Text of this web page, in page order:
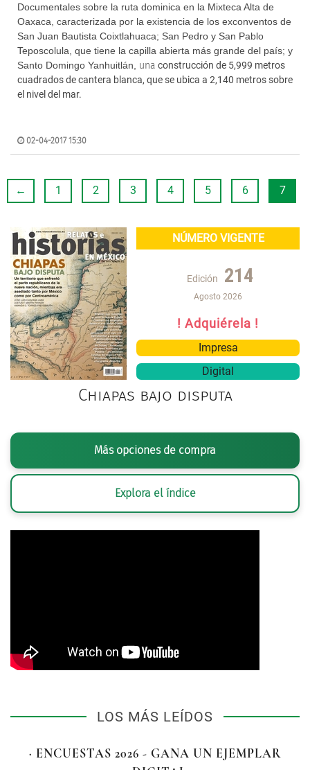
Documentales sobre la ruta dominica en la Mixteca Alta de
Oaxaca, caracterizada por la existencia de los exconventos de
San Juan Bautista Coixtlahuaca; San Pedro y San Pablo
Teposcolula, que tiene la capilla abierta más grande del país; y
Santo Domingo Yanhuitlán,
una construcción de 5,999 metros
cuadrados de cantera blanca, que se ubica a 2,140 metros sobre
el nivel del mar.
02-04-2017 15:30
← 1 2 3 4 5 6 7
NÚMERO VIGENTE
Edición 214
Agosto 2026
! Adquiérela !
Impresa
Digital
Chiapas bajo disputa
Más opciones de compra
Explora el índice
LOS MÁS LEÍDOS
· ENCUESTAS 2026 - GANA UN EJEMPLAR